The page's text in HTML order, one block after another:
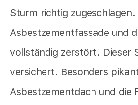
Sturm richtig zugeschlagen.
Asbestzementfassade und
vollständig zerstört. Dieser
versichert. Besonders
Asbestzementdach und die